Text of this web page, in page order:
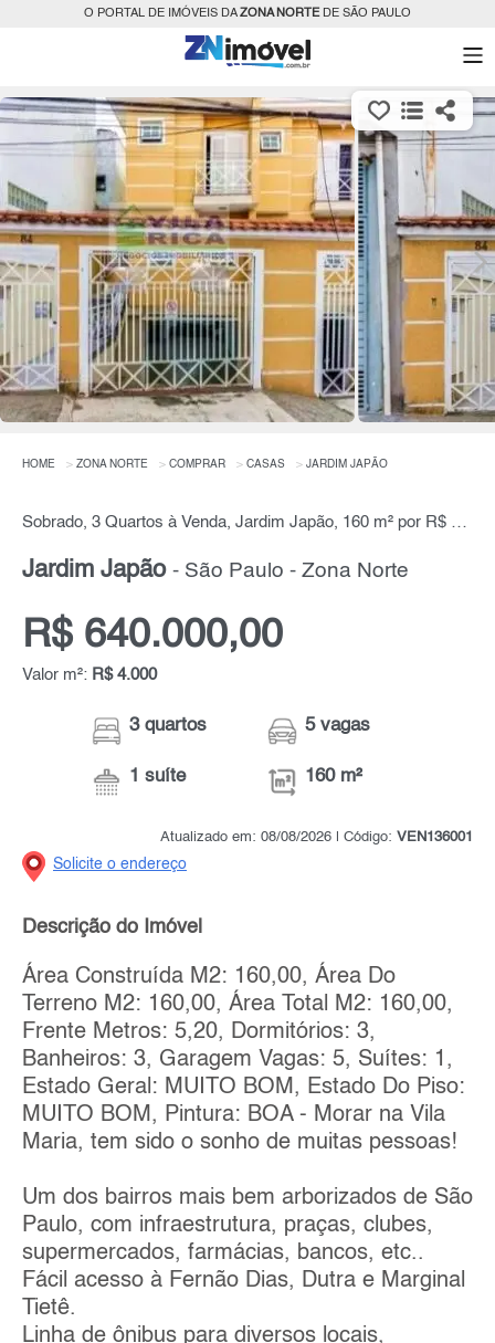
O PORTAL DE IMÓVEIS DAZONA NORTEDE SÃO PAULO
HOME ZONA NORTE COMPRAR CASAS JARDIM JAPÃO
Sobrado, 3 Quartos à Venda, Jardim Japão, 160 m² por R$ 640.000,00
Jardim Japão - São Paulo - Zona Norte
R$ 640.000,00
Valor m²: R$ 4.000
3 quartos
1 suíte
5 vagas
160 m²
Atualizado em: 08/08/2026 | Código: VEN136001
Solicite o endereço
Descrição do Imóvel
Área Construída M2: 160,00, Área Do
Terreno M2: 160,00, Área Total M2: 160,00,
Frente Metros: 5,20, Dormitórios: 3,
Banheiros: 3, Garagem Vagas: 5, Suítes: 1,
Estado Geral: MUITO BOM, Estado Do Piso:
MUITO BOM, Pintura: BOA - Morar na Vila
Maria, tem sido o sonho de muitas pessoas!
Um dos bairros mais bem arborizados de São
Paulo, com infraestrutura, praças, clubes,
supermercados, farmácias, bancos, etc..
Fácil acesso à Fernão Dias, Dutra e Marginal
Tietê.
Linha de ônibus para diversos locais,